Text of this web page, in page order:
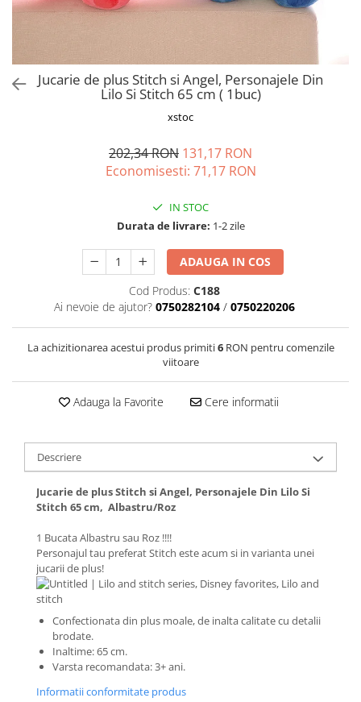
Vapozoane
Incalzitoare si decantoare ceara
Masa manichiura
Jucarie de plus Stitch si Angel, Personajele Din
Lilo Si Stitch 65 cm ( 1buc)
xstoc
202,34 RON 131,17 RON
Economisesti: 71,17 RON
IN STOC
Durata de livrare: 1-2 zile
ADAUGA IN COS
Cod Produs: C188
Ai nevoie de ajutor? 0750282104 / 0750220206
La achizitionarea acestui produs primiti6RON pentru comenzile
viitoare
Adauga la Favorite Cere informatii
Descriere
Jucarie de plus Stitch si Angel, Personajele Din Lilo Si
Stitch 65 cm, Albastru/Roz
1 Bucata Albastru sau Roz !!!!
Personajul tau preferat Stitch este acum si in varianta unei
jucarii de plus!
Confectionata din plus moale, de inalta calitate cu detalii
brodate.
Inaltime: 65 cm.
Varsta recomandata: 3+ ani.
Informatii conformitate produs